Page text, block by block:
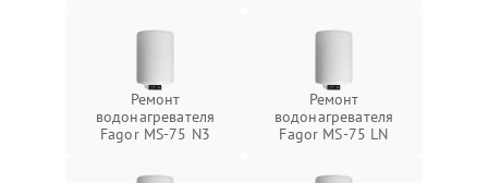
Ремонт
водонагревателя
Fagor MS-75 N3
Ремонт
водонагревателя
Fagor MS-75 LN